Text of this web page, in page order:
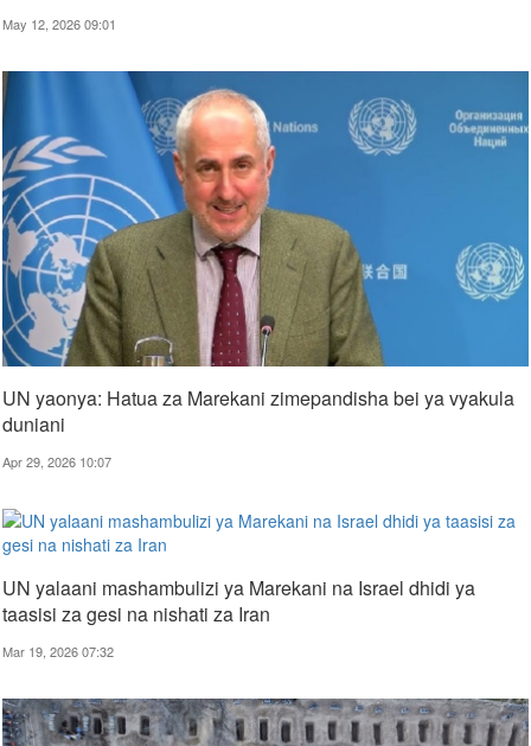
May 12, 2026 09:01
UN yaonya: Hatua za Marekani zimepandisha bei ya vyakula
duniani
Apr 29, 2026 10:07
UN yalaani mashambulizi ya Marekani na Israel dhidi ya
taasisi za gesi na nishati za Iran
Mar 19, 2026 07:32